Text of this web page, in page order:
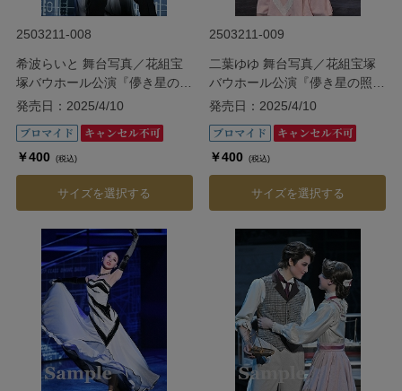
2503211-008
希波らいと 舞台写真／花組宝
塚バウホール公演『儚き星の照
らす海の果てに』
発売日：2025/4/10
￥400 (税込)
サイズを選択する
2503211-009
二葉ゆゆ 舞台写真／花組宝塚
バウホール公演『儚き星の照ら
す海の果てに』
発売日：2025/4/10
￥400 (税込)
サイズを選択する